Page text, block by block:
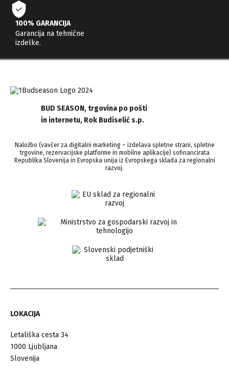
100% GARANCIJA
Garancija na tehnične
izdelke.
BUD SEASON, trgovina po pošti
in internetu, Rok Budiselić s.p.
Naložbo (vavčer za digitalni marketing – izdelava spletne strani, spletne
trgovine, rezervacijske platforme in mobilne aplikacije) sofinancirata
Republika Slovenija in Evropska unija iz Evropskega sklada za regionalni
razvoj.
LOKACIJA
Letališka cesta 34
1000 Ljubljana
Slovenija